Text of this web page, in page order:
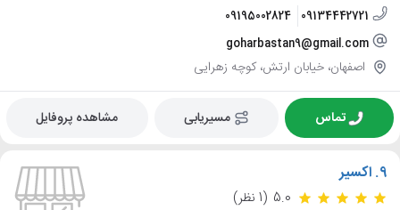
09134442721
09195002824
goharbastan9@gmail.com
اصفهان، خیابان ارتش، کوچه زهرایی
تماس مسیریابی مشاهده پروفایل
9. اکسیر
5.0 (1 نظر)